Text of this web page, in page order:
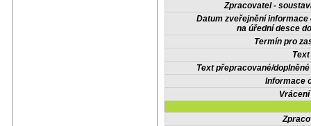
Zpracovatel -
Datum zveřejnění informace
na úřední desce
Termín pro
Text přepracované/
Informace